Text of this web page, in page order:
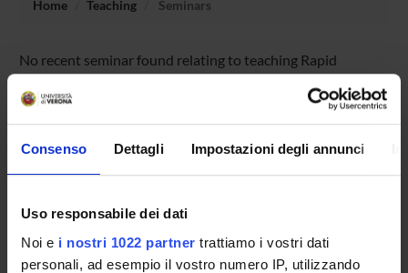
Consenso Dettagli Impostazioni degli annunci
Uso responsabile dei dati
Noi e i nostri 1022 partner trattiamo i vostri dati
personali, ad esempio il vostro numero IP, utilizzando
Home Teaching Seminars
No recent seminar found relating to teaching Rapid
prototyping on Arduino.
PHD PROGRAMMES AND POSTGRADUATE
TRAINING